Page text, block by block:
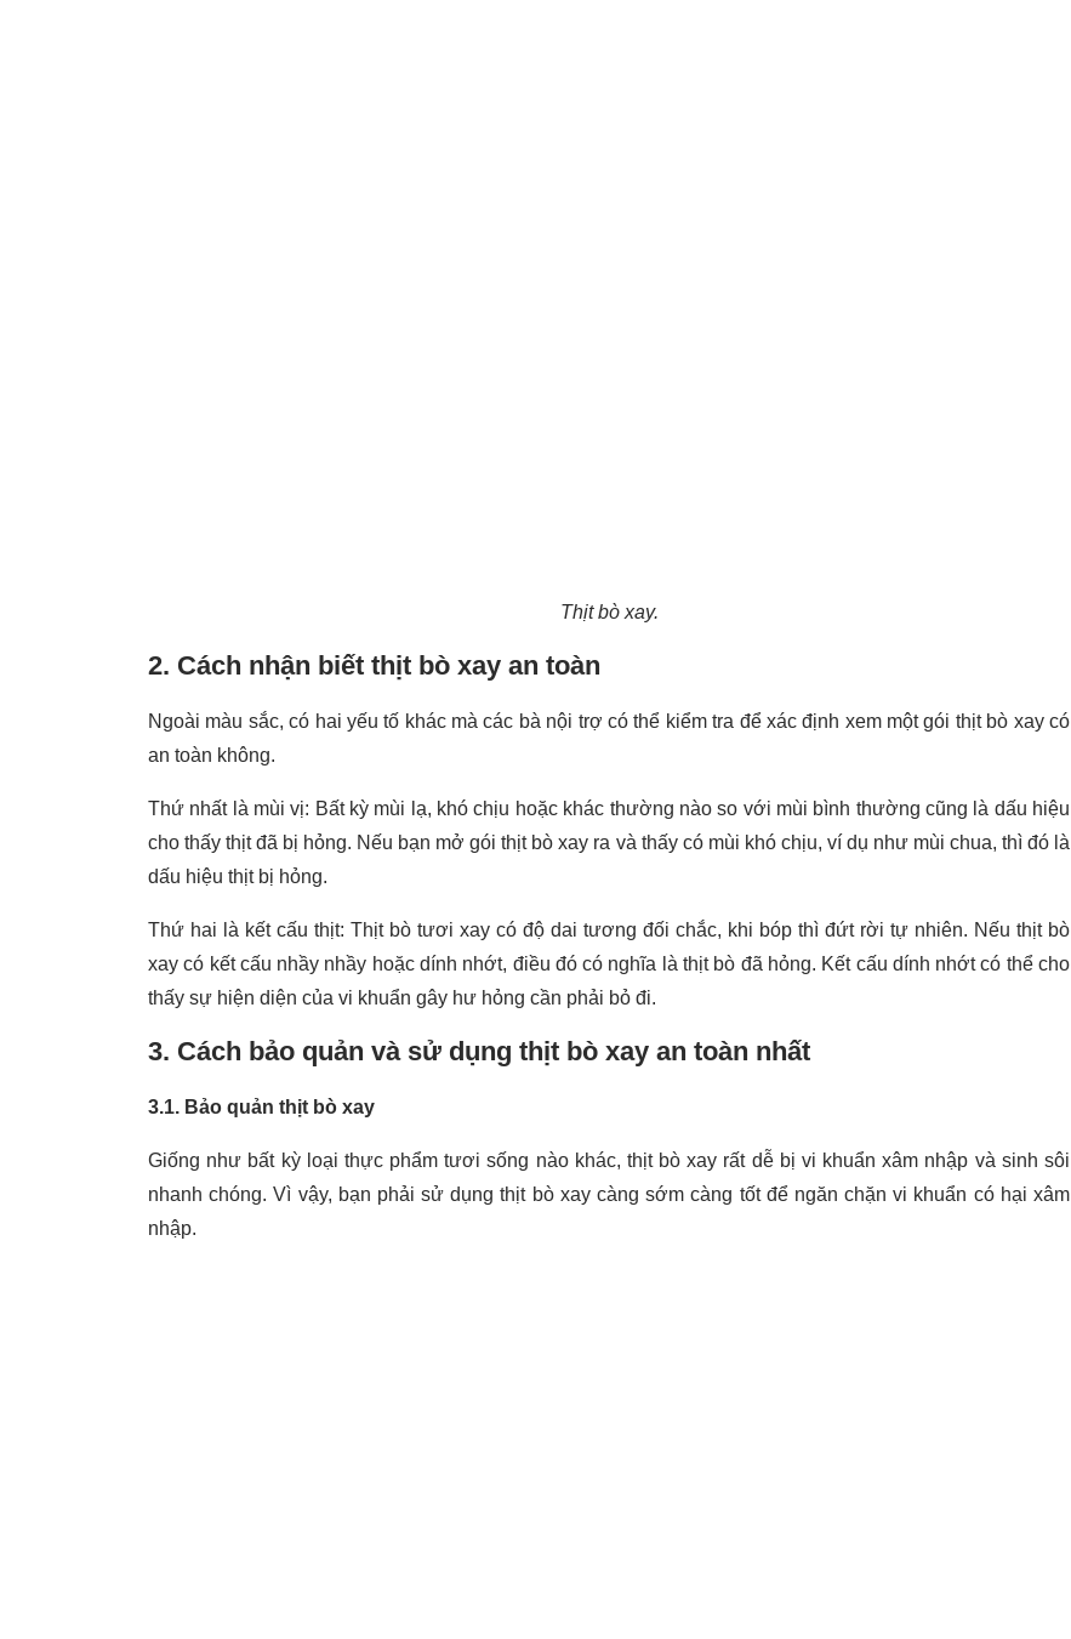
Thịt bò xay.
2. Cách nhận biết thịt bò xay an toàn
Ngoài màu sắc, có hai yếu tố khác mà các bà nội trợ có thể kiểm tra để xác định xem một gói thịt bò xay có
an toàn không.
Thứ nhất là mùi vị: Bất kỳ mùi lạ, khó chịu hoặc khác thường nào so với mùi bình thường cũng là dấu hiệu
cho thấy thịt đã bị hỏng. Nếu bạn mở gói thịt bò xay ra và thấy có mùi khó chịu, ví dụ như mùi chua, thì đó là
dấu hiệu thịt bị hỏng.
Thứ hai là kết cấu thịt: Thịt bò tươi xay có độ dai tương đối chắc, khi bóp thì đứt rời tự nhiên. Nếu thịt bò
xay có kết cấu nhầy nhầy hoặc dính nhớt, điều đó có nghĩa là thịt bò đã hỏng. Kết cấu dính nhớt có thể cho
thấy sự hiện diện của vi khuẩn gây hư hỏng cần phải bỏ đi.
3. Cách bảo quản và sử dụng thịt bò xay an toàn nhất
3.1. Bảo quản thịt bò xay
Giống như bất kỳ loại thực phẩm tươi sống nào khác, thịt bò xay rất dễ bị vi khuẩn xâm nhập và sinh sôi
nhanh chóng. Vì vậy, bạn phải sử dụng thịt bò xay càng sớm càng tốt để ngăn chặn vi khuẩn có hại xâm
nhập.